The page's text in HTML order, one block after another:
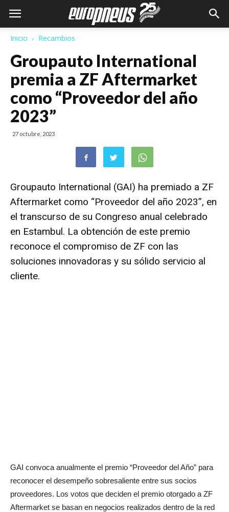
Inicio Recambios
Groupauto International
premia a ZF Aftermarket
como “Proveedor del año
2023”
27 octubre, 2023
Groupauto International (GAI) ha premiado a ZF
Aftermarket como “Proveedor del año 2023”, en
el transcurso de su Congreso anual celebrado
en Estambul. La obtención de este premio
reconoce el compromiso de ZF con las
soluciones innovadoras y su sólido servicio al
cliente.
GAI convoca anualmente el premio “Proveedor del Año” para
reconocer el desempeño sobresaliente entre sus socios
proveedores. Los votos que deciden el premio otorgado a ZF
Aftermarket se basan en negocios realizados dentro de la red